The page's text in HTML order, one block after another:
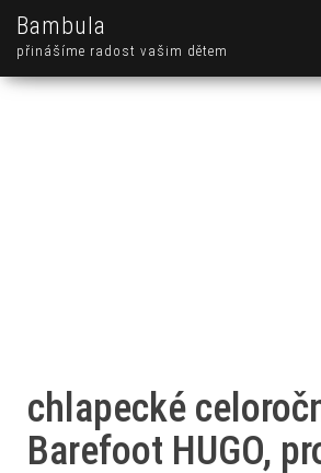
Bambula
přinášíme radost vašim dětem
chlapecké
Barefoot HUGO,